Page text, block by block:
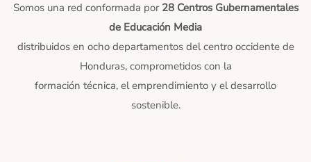
Somos una red conformada por 28 Centros Gubernamentales
de Educación Media
distribuidos en ocho departamentos del centro occidente de
Honduras, comprometidos con la
formación técnica, el emprendimiento y el desarrollo
sostenible.